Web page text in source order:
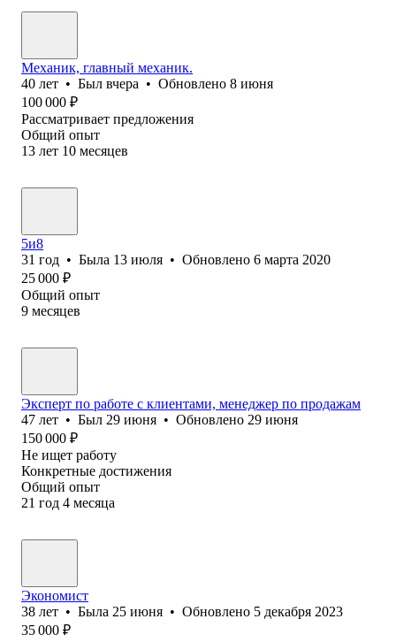
Механик, главный механик.
40 лет • Был вчера • Обновлено 8 июня
100 000 ₽
Рассматривает предложения
Общий опыт
13 лет 10 месяцев
5и8
31 год • Была 13 июля • Обновлено 6 марта 2020
25 000 ₽
Общий опыт
9 месяцев
Эксперт по работе с клиентами, менеджер по продажам
47 лет • Был 29 июня • Обновлено 29 июня
150 000 ₽
Не ищет работу
Конкретные достижения
Общий опыт
21 год 4 месяца
Экономист
38 лет • Была 25 июня • Обновлено 5 декабря 2023
35 000 ₽